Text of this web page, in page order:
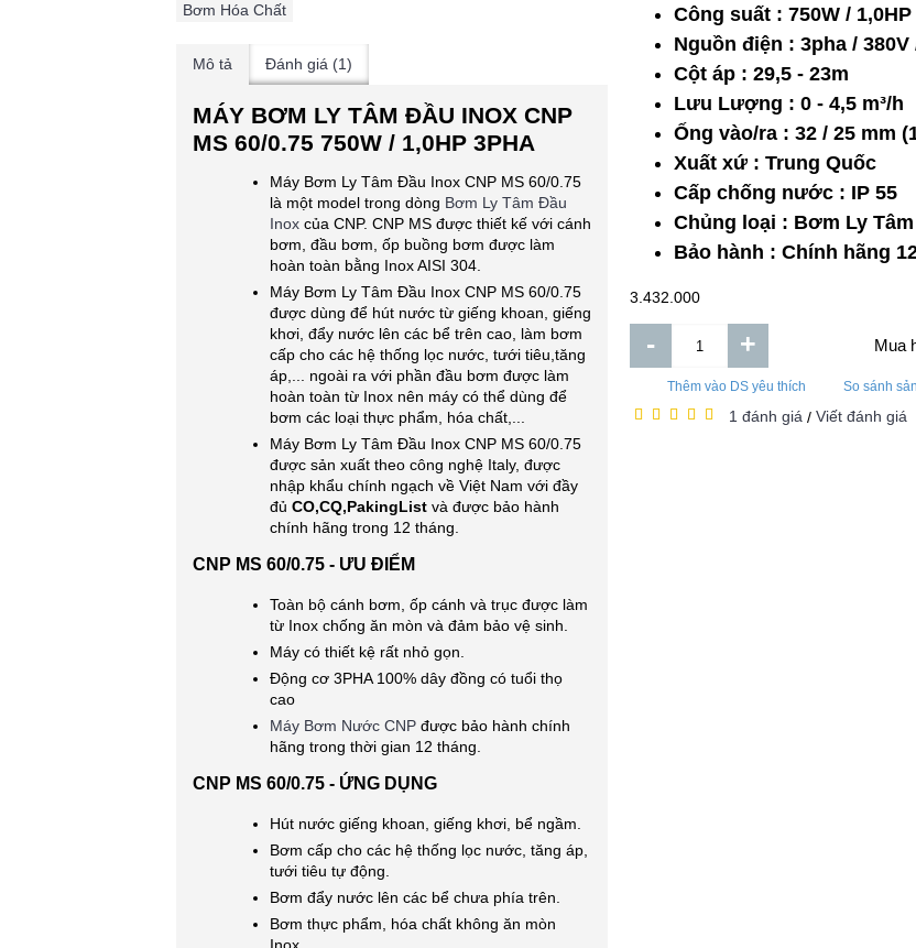
Bơm Hóa Chất
Mô tả Đánh giá (1)
MÁY BƠM LY TÂM ĐẦU INOX CNP
MS 60/0.75 750W / 1,0HP 3PHA
Máy Bơm Ly Tâm Đầu Inox CNP MS 60/0.75
là một model trong dòng Bơm Ly Tâm Đầu
Inox của CNP. CNP MS được thiết kế với cánh
bơm, đầu bơm, ốp buồng bơm được làm
hoàn toàn bằng Inox AISI 304.
Máy Bơm Ly Tâm Đầu Inox CNP MS 60/0.75
được dùng để hút nước từ giếng khoan, giếng
khơi, đẩy nước lên các bể trên cao, làm bơm
cấp cho các hệ thống lọc nước, tưới tiêu,tăng
áp,... ngoài ra với phần đầu bơm được làm
hoàn toàn từ Inox nên máy có thể dùng để
bơm các loại thực phẩm, hóa chất,...
Máy Bơm Ly Tâm Đầu Inox CNP MS 60/0.75
được sản xuất theo công nghệ Italy, được
nhập khẩu chính ngạch về Việt Nam với đầy
đủ CO,CQ,PakingList và được bảo hành
chính hãng trong 12 tháng.
CNP MS 60/0.75 - ƯU ĐIỂM
Toàn bộ cánh bơm, ốp cánh và trục được làm
từ Inox chống ăn mòn và đảm bảo vệ sinh.
Máy có thiết kệ rất nhỏ gọn.
Động cơ 3PHA 100% dây đồng có tuổi thọ
cao
Máy Bơm Nước CNP được bảo hành chính
hãng trong thời gian 12 tháng.
CNP MS 60/0.75 - ỨNG DỤNG
Hút nước giếng khoan, giếng khơi, bể ngầm.
Bơm cấp cho các hệ thống lọc nước, tăng áp,
tưới tiêu tự động.
Bơm đẩy nước lên các bể chưa phía trên.
Bơm thực phẩm, hóa chất không ăn mòn
Công suất : 750W / 1,0HP
Nguồn điện : 3pha / 380V
Cột áp : 29,5 - 23m
Lưu Lượng : 0 - 4,5 m³/h
Ống vào/ra : 32 / 25 mm
Xuất xứ : Trung Quốc
Cấp chống nước : IP 55
Chủng loại : Bơm Ly Tâm
Bảo hành : Chính hãng
3.432.000
- + Mua
Thêm vào DS yêu thích So sánh
1 đánh giá / Viết đánh giá